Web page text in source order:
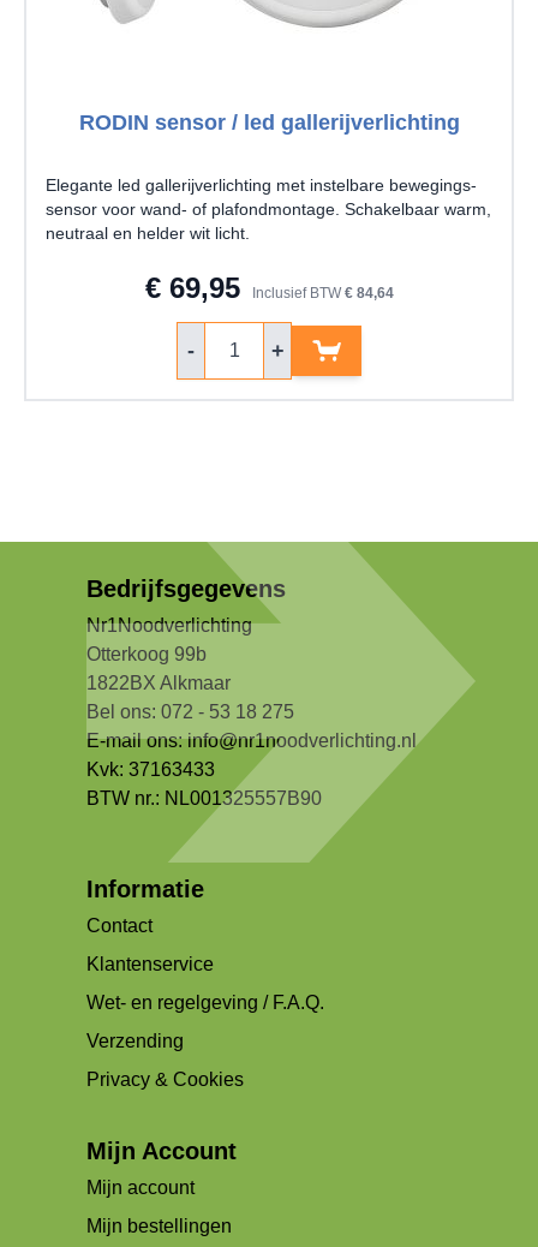
RODIN sensor / led gallerijverlichting
Elegante led gallerijverlichting met instelbare bewegings-
sensor voor wand- of plafondmontage. Schakelbaar warm,
neutraal en helder wit licht.
€ 69,95 Inclusief BTW € 84,64
- +
Bedrijfsgegevens
Nr1Noodverlichting
Otterkoog 99b
1822BX Alkmaar
Bel ons: 072 - 53 18 275
E-mail ons:info@nr1noodverlichting.nl
Kvk: 37163433
BTW nr.: NL001325557B90
Informatie
Contact
Klantenservice
Wet- en regelgeving / F.A.Q.
Verzending
Privacy & Cookies
Mijn Account
Mijn account
Mijn bestellingen